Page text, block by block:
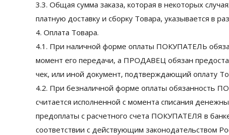
3.3. Общая сумма заказа, которая в некоторых
платную доставку и сборку Товара, указывается в
4. Оплата Товара.
4.1. При наличной форме оплаты ПОКУПАТЕЛЬ
момент его передачи, а ПРОДАВЕЦ обязан
чек, или иной документ, подтверждающий оплату
4.2. При безналичной форме оплаты обязанность
считается исполненной с момента списания
предоплаты с расчетного счета ПОКУПАТЕЛЯ в
соответствии с действующим законодательством